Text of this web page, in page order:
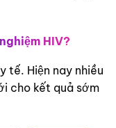
HIV?
tế. Hiện nay nhiều
cho kết quả sớm